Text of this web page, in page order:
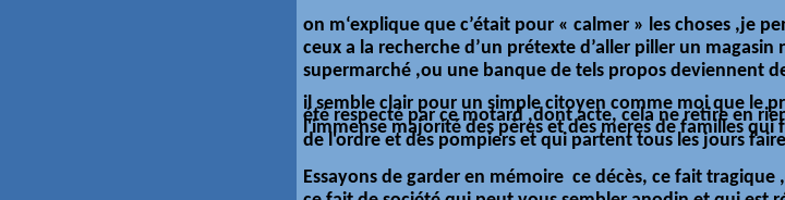
on m‘explique que c’était pour « calmer » les choses ,je
ceux a la recherche d’un prétexte d’aller piller un magasin
supermarché ,ou une banque de tels propos deviennent
il semble clair pour un simple citoyen comme moi que le
été respecté par ce motard ,dont acte, cela ne retire en
l'immense majorité despèreset des meres de familles qui
de l'ordre et des pompiers et qui partent tous les jours
Essayons de garder en mémoire ce décès, ce fait tragique